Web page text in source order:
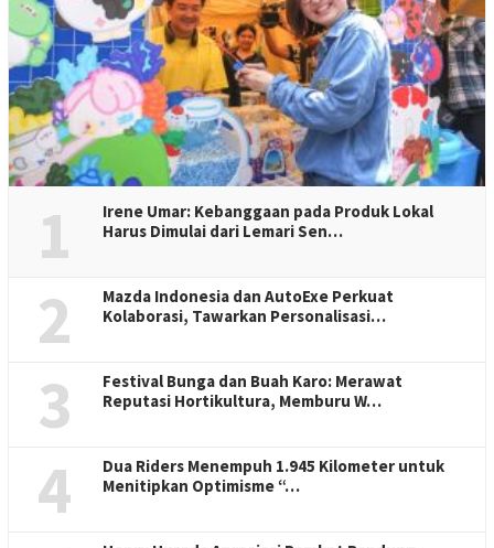
1
Irene Umar: Kebanggaan pada Produk Lokal
Harus Dimulai dari Lemari Sen…
2
Mazda Indonesia dan AutoExe Perkuat
Kolaborasi, Tawarkan Personalisasi…
3
Festival Bunga dan Buah Karo: Merawat
Reputasi Hortikultura, Memburu W…
4
Dua Riders Menempuh 1.945 Kilometer untuk
Menitipkan Optimisme “…